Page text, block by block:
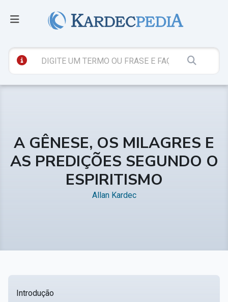
A GÊNESE, OS MILAGRES E
AS PREDIÇÕES SEGUNDO O
ESPIRITISMO
Allan Kardec
Introdução